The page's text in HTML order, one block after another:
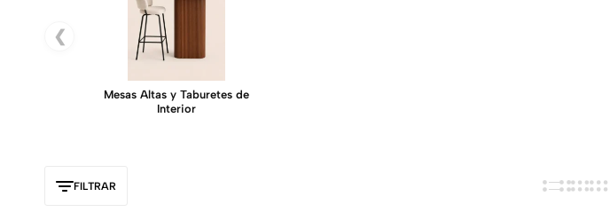
❮
Mesas Altas y Taburetes de
Interior
FILTRAR